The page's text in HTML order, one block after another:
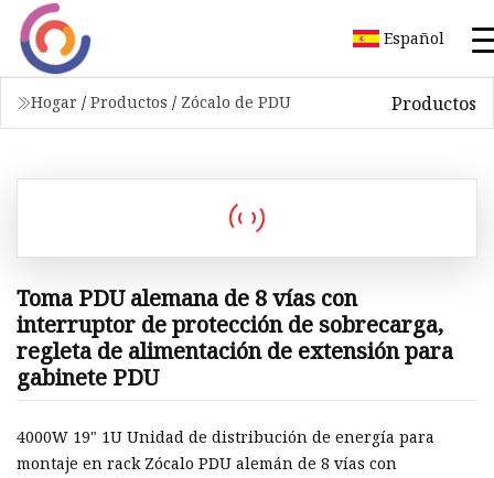
Español
Hogar / Productos / Zócalo de PDU Productos
Toma PDU alemana de 8 vías con
interruptor de protección de sobrecarga,
regleta de alimentación de extensión para
gabinete PDU
4000W 19" 1U Unidad de distribución de energía para
montaje en rack Zócalo PDU alemán de 8 vías con